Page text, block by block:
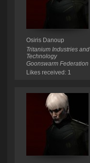
Osiris Danoup
Tritanium Industries and
Technology
Goonswarm Federation
Likes received: 1